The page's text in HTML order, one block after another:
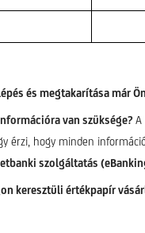
és megtakarítása már
van szüksége?A
érzi, hogy minden
szolgáltatás
keresztüli értékpapír